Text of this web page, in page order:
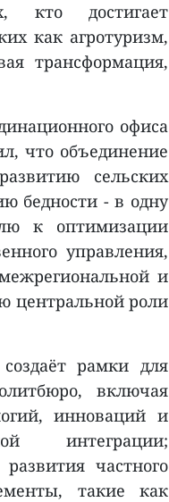
кто достигает
как агротуризм,
трансформация,
офиса
что объединение
сельских
бедности - в одну
к оптимизации
управления,
и
центральной роли
рамки для
включая
инноваций и
интеграции;
частного
такие как